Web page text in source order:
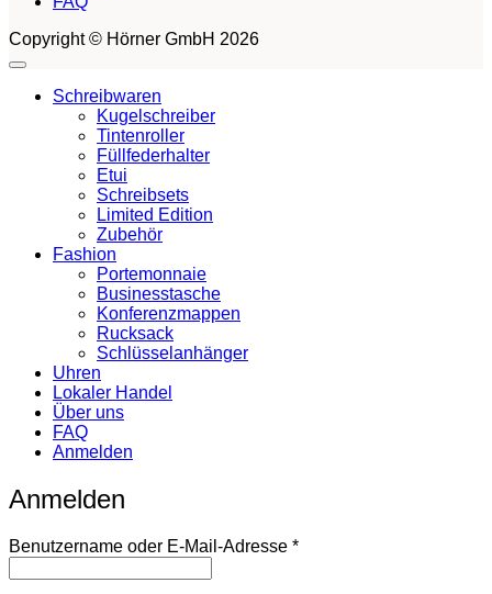
Copyright © Hörner GmbH 2026
Schreibwaren
Kugelschreiber
Tintenroller
Füllfederhalter
Etui
Schreibsets
Limited Edition
Zubehör
Fashion
Portemonnaie
Businesstasche
Konferenzmappen
Rucksack
Schlüsselanhänger
Uhren
Lokaler Handel
Über uns
FAQ
Anmelden
Anmelden
Benutzername oder E-Mail-Adresse *Erforderlich